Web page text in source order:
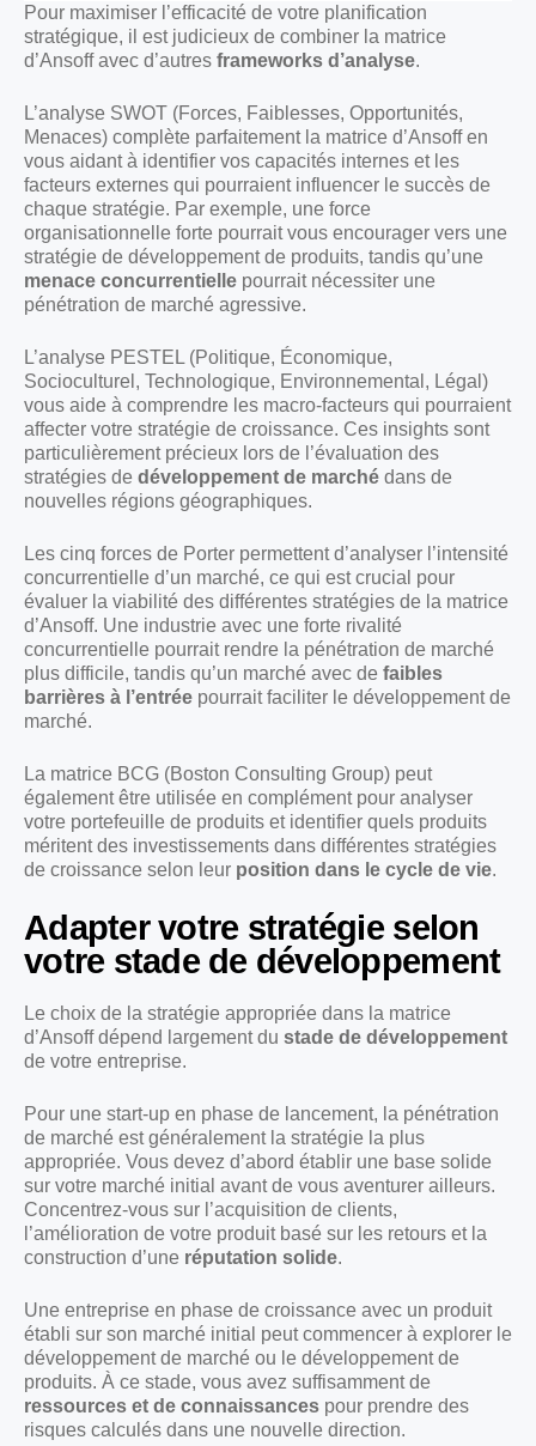
Pour maximiser l’efficacité de votre planification
stratégique, il est judicieux de combiner la matrice
d’Ansoff avec d’autres frameworks d’analyse.
L’analyse SWOT (Forces, Faiblesses, Opportunités,
Menaces) complète parfaitement la matrice d’Ansoff en
vous aidant à identifier vos capacités internes et les
facteurs externes qui pourraient influencer le succès de
chaque stratégie. Par exemple, une force
organisationnelle forte pourrait vous encourager vers une
stratégie de développement de produits, tandis qu’une
menace concurrentielle pourrait nécessiter une
pénétration de marché agressive.
L’analyse PESTEL (Politique, Économique,
Socioculturel, Technologique, Environnemental, Légal)
vous aide à comprendre les macro-facteurs qui pourraient
affecter votre stratégie de croissance. Ces insights sont
particulièrement précieux lors de l’évaluation des
stratégies de développement de marché dans de
nouvelles régions géographiques.
Les cinq forces de Porter permettent d’analyser l’intensité
concurrentielle d’un marché, ce qui est crucial pour
évaluer la viabilité des différentes stratégies de la matrice
d’Ansoff. Une industrie avec une forte rivalité
concurrentielle pourrait rendre la pénétration de marché
plus difficile, tandis qu’un marché avec de faibles
barrières à l’entrée pourrait faciliter le développement de
marché.
La matrice BCG (Boston Consulting Group) peut
également être utilisée en complément pour analyser
votre portefeuille de produits et identifier quels produits
méritent des investissements dans différentes stratégies
de croissance selon leur position dans le cycle de vie.
Adapter votre stratégie selon
votre stade de développement
Le choix de la stratégie appropriée dans la matrice
d’Ansoff dépend largement du stade de développement
de votre entreprise.
Pour une start-up en phase de lancement, la pénétration
de marché est généralement la stratégie la plus
appropriée. Vous devez d’abord établir une base solide
sur votre marché initial avant de vous aventurer ailleurs.
Concentrez-vous sur l’acquisition de clients,
l’amélioration de votre produit basé sur les retours et la
construction d’une réputation solide.
Une entreprise en phase de croissance avec un produit
établi sur son marché initial peut commencer à explorer le
développement de marché ou le développement de
produits. À ce stade, vous avez suffisamment de
ressources et de connaissances pour prendre des
risques calculés dans une nouvelle direction.